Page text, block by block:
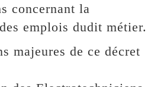
concernant la
emplois dudit métier.
majeures de ce décret